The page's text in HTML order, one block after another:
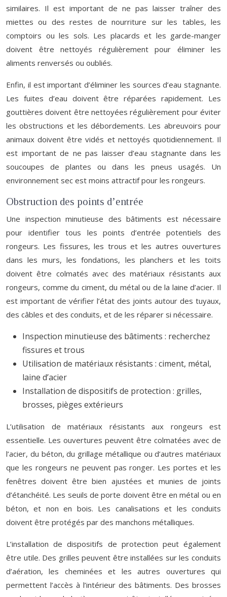
similaires. Il est important de ne pas laisser traîner des
miettes ou des restes de nourriture sur les tables, les
comptoirs ou les sols. Les placards et les garde-manger
doivent être nettoyés régulièrement pour éliminer les
aliments renversés ou oubliés.
Enfin, il est important d’éliminer les sources d’eau stagnante.
Les fuites d’eau doivent être réparées rapidement. Les
gouttières doivent être nettoyées régulièrement pour éviter
les obstructions et les débordements. Les abreuvoirs pour
animaux doivent être vidés et nettoyés quotidiennement. Il
est important de ne pas laisser d’eau stagnante dans les
soucoupes de plantes ou dans les pneus usagés. Un
environnement sec est moins attractif pour les rongeurs.
Obstruction des points d’entrée
Une inspection minutieuse des bâtiments est nécessaire
pour identifier tous les points d’entrée potentiels des
rongeurs. Les fissures, les trous et les autres ouvertures
dans les murs, les fondations, les planchers et les toits
doivent être colmatés avec des matériaux résistants aux
rongeurs, comme du ciment, du métal ou de la laine d’acier. Il
est important de vérifier l’état des joints autour des tuyaux,
des câbles et des conduits, et de les réparer si nécessaire.
Inspection minutieuse des bâtiments : recherchez
fissures et trous
Utilisation de matériaux résistants : ciment, métal,
laine d’acier
Installation de dispositifs de protection : grilles,
brosses, pièges extérieurs
L’utilisation de matériaux résistants aux rongeurs est
essentielle. Les ouvertures peuvent être colmatées avec de
l’acier, du béton, du grillage métallique ou d’autres matériaux
que les rongeurs ne peuvent pas ronger. Les portes et les
fenêtres doivent être bien ajustées et munies de joints
d’étanchéité. Les seuils de porte doivent être en métal ou en
béton, et non en bois. Les canalisations et les conduits
doivent être protégés par des manchons métalliques.
L’installation de dispositifs de protection peut également
être utile. Des grilles peuvent être installées sur les conduits
d’aération, les cheminées et les autres ouvertures qui
permettent l’accès à l’intérieur des bâtiments. Des brosses